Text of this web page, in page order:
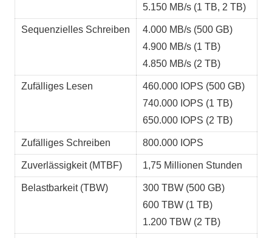
5.150 MB/s (1 TB, 2 TB)
Sequenzielles Schreiben
4.000 MB/s (500 GB)
4.900 MB/s (1 TB)
4.850 MB/s (2 TB)
Zufälliges Lesen
460.000 IOPS (500 GB)
740.000 IOPS (1 TB)
650.000 IOPS (2 TB)
Zufälliges Schreiben 800.000 IOPS
Zuverlässigkeit (MTBF) 1,75 Millionen Stunden
Belastbarkeit (TBW)
300 TBW (500 GB)
600 TBW (1 TB)
1.200 TBW (2 TB)